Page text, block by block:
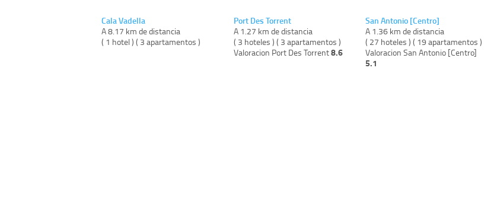
Cala Vadella
A 8.17 km de distancia
( 1 hotel ) ( 3 apartamentos )
Port Des Torrent
A 1.27 km de distancia
( 3 hoteles ) ( 3 apartamentos )
Valoracion Port Des Torrent8.6
San Antonio [Centro]
A 1.36 km de distancia
( 27 hoteles ) ( 19 apartamentos )
Valoracion San Antonio [Centro]
5.1